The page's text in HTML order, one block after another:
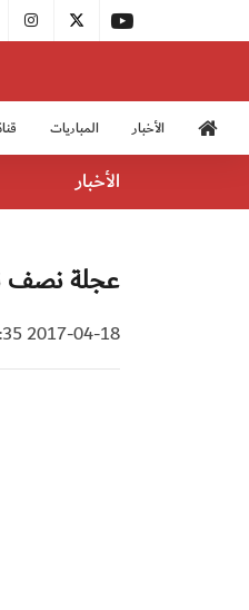
الأخبار المباريات
الأخبار
عجلة نصف
2017-04-18 18:35